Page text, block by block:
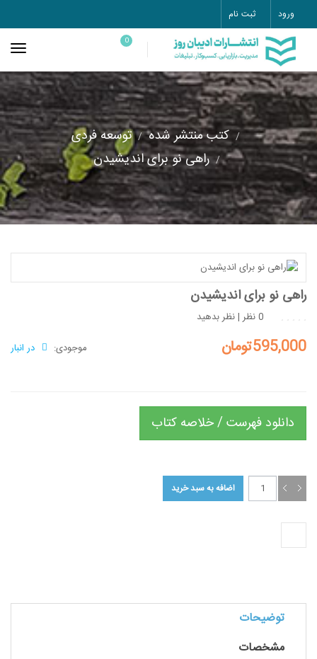
ورود ثبت نام
0
کتب منتشر شده
توسعه فردی
راهی نو برای اندیشیدن
راهی نو برای اندیشیدن
0 نظر |نظر بدهید
موجودی:
در انبار 595,000تومان
دانلود فهرست / خلاصه کتاب
توضیحات
مشخصات